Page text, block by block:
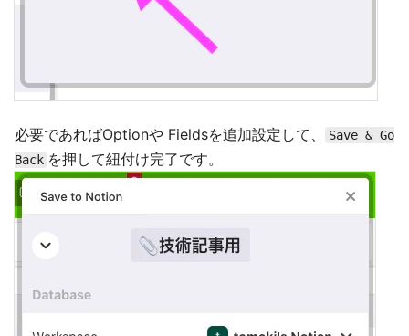
必要であればOptionや Fieldsを追加設定して、
Save & Go
Back を押して紐付け完了です。